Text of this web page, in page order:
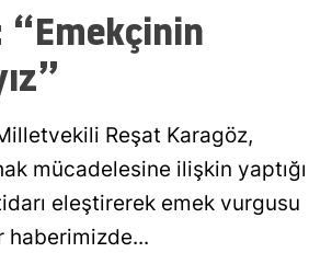
“Emekçinin
Reşat Karagöz,
mücadelesine ilişkin yaptığı
eleştirerek emek vurgusu
haberimizde...